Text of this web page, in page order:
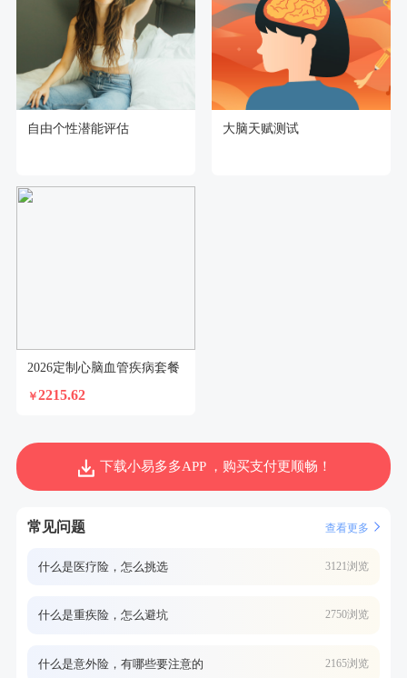
自由个性潜能评估 大脑天赋测试
2026定制心脑血管疾病套餐
￥2215.62
下载小易多多APP ，购买支付更顺畅！
常见问题 查看更多
什么是医疗险，怎么挑选 3121浏览
什么是重疾险，怎么避坑 2750浏览
什么是意外险，有哪些要注意的 2165浏览